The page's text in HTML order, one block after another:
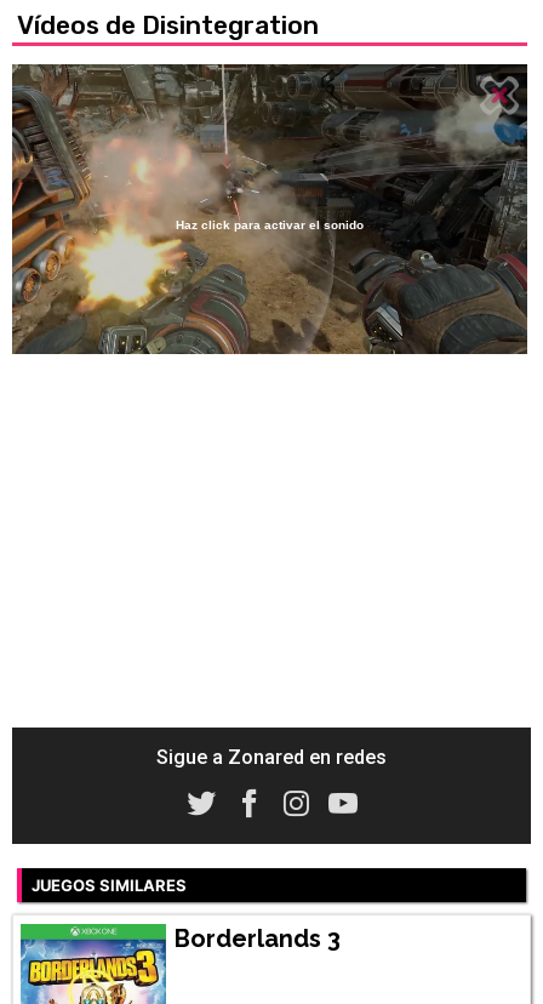
Vídeos de Disintegration
Unmute /
Loaded:
100.00%
Haz click para activar el sonido
Sigue a Zonared en redes
JUEGOS SIMILARES
Borderlands 3